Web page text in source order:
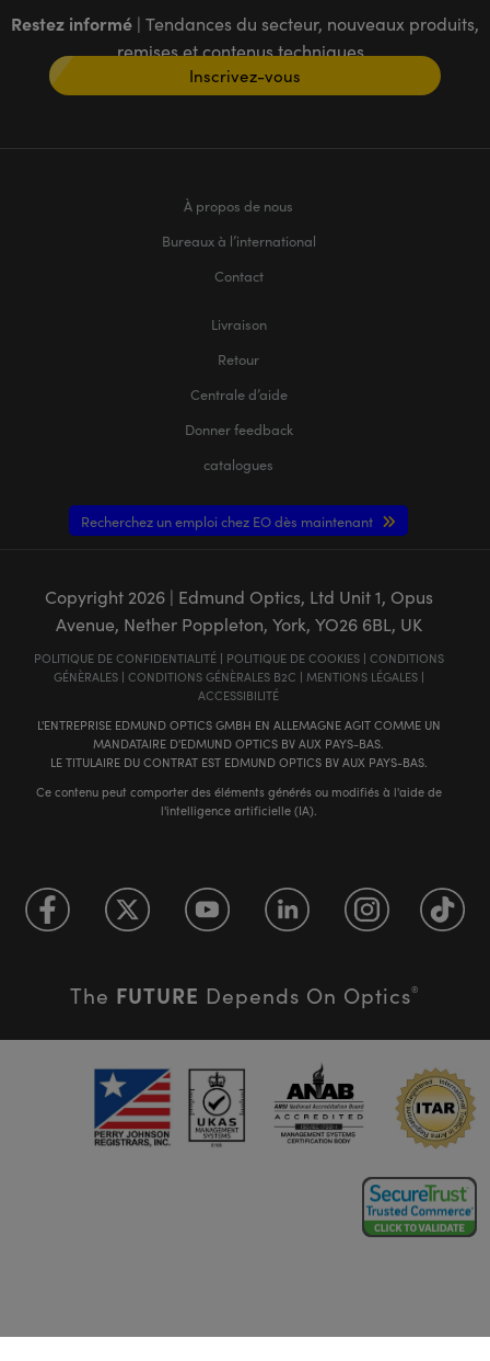
Restez informé | Tendances du secteur, nouveaux produits,
remises et contenus techniques
Inscrivez-vous
À propos de nous
Bureaux à l’international
Contact
Livraison
Retour
Centrale d’aide
Donner feedback
catalogues
Recherchez un emploi chez EO dès maintenant
Copyright 2026| Edmund Optics, Ltd Unit 1, Opus
Avenue, Nether Poppleton, York, YO26 6BL, UK
POLITIQUE DE CONFIDENTIALITÉ| POLITIQUE DE COOKIES| CONDITIONS
GÉNÈRALES| CONDITIONS GÉNÈRALES B2C | MENTIONS LÉGALES|
ACCESSIBILITÉ
L'ENTREPRISE EDMUND OPTICS GMBH EN ALLEMAGNE AGIT COMME UN
MANDATAIRE D'EDMUND OPTICS BV AUX PAYS-BAS.
LE TITULAIRE DU CONTRAT EST EDMUND OPTICS BV AUX PAYS-BAS.
Ce contenu peut comporter des éléments générés ou modifiés à l'aide de
l'intelligence artificielle (IA).
The FUTURE Depends On Optics®